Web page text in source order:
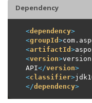
Dependency
<dependency>
<groupId >
<artifactId >
<version>
API</version>
<classifier>
</dependency>